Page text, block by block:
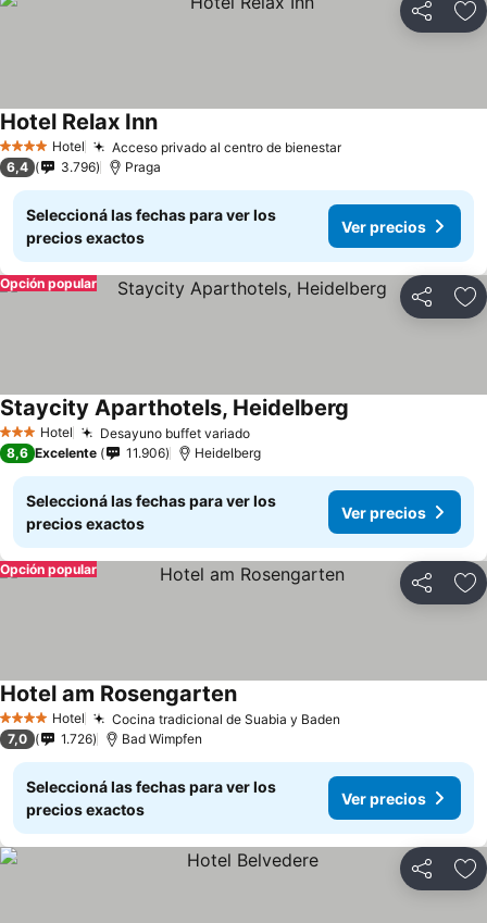
Compartir
4 EstrellasHotel Acceso privado al centro de bienestar
Hotel Relax Inn
6,4 3.796 Praga
Seleccioná las fechas para ver los
precios exactos
Ver precios
Compartir
Opción popular
3 Estrellas
Hotel Desayuno buffet variado
Staycity Aparthotels, Heidelberg
8,6 Excelente 11.906 Heidelberg
Seleccioná las fechas para ver los
precios exactos
Ver precios
Compartir
Opción popular
4 EstrellasHotel Cocina tradicional de Suabia y Baden
Hotel am Rosengarten
7,0 1.726 Bad Wimpfen
Seleccioná las fechas para ver los
precios exactos
Ver precios
Compartir